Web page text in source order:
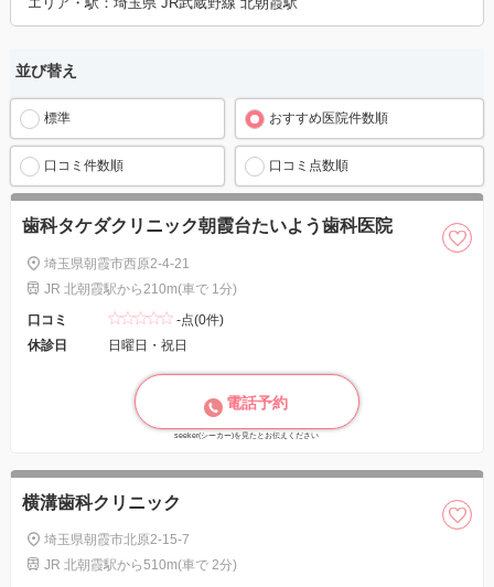
並び替え
標準 おすすめ医院件数順
口コミ件数順 口コミ点数順
歯科タケダクリニック朝霞台たいよう歯科医院
埼玉県朝霞市西原2-4-21
JR 北朝霞駅から210m(車で 1分)
口コミ
-点(0件)
休診日
日曜日・祝日
電話予約
seeker(シーカー)を見たとお伝えください
横溝歯科クリニック
埼玉県朝霞市北原2-15-7
JR 北朝霞駅から510m(車で 2分)